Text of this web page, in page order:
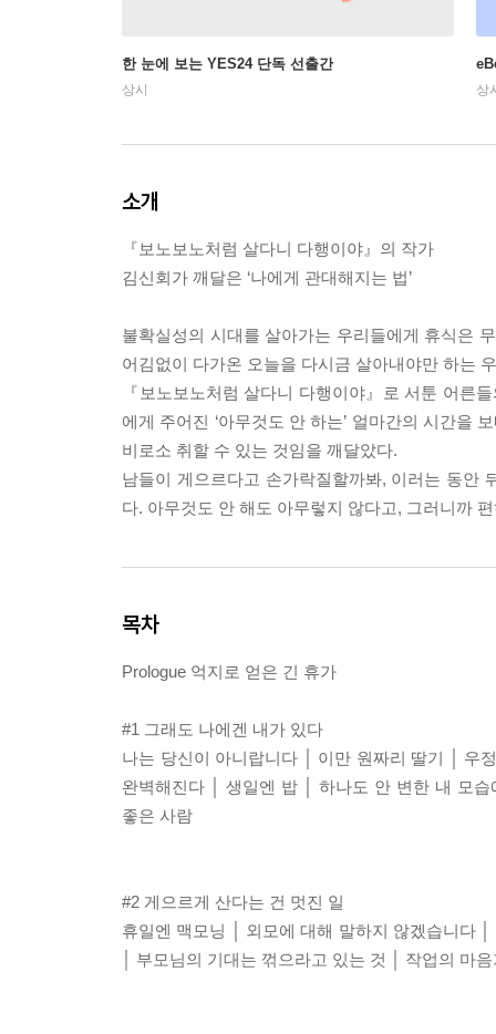
한 눈에 보는 YES24 단독 선출간
상시 상
소개
『보노보노처럼 살다니 다행이야』의 작가
김신회가 깨달은 ‘나에게 관대해지는 법’
불확실성의 시대를 살아가는 우리들에게 휴식은
어김없이 다가온 오늘을 다시금 살아내야만 하는
『보노보노처럼 살다니 다행이야』로 서툰 어른
에게 주어진 ‘아무것도 안 하는’ 얼마간의 시간을
비로소 취할 수 있는 것임을 깨달았다.
남들이 게으르다고 손가락질할까봐, 이러는 동안
다. 아무것도 안 해도 아무렇지 않다고, 그러니까
목차
Prologue 억지로 얻은 긴 휴가
#1 그래도 나에겐 내가 있다
나는 당신이 아니랍니다 │ 이만 원짜리 딸기 │ 우
완벽해진다 │ 생일엔 밥 │ 하나도 안 변한 내 모
좋은 사람
#2 게으르게 산다는 건 멋진 일
휴일엔 맥모닝 │ 외모에 대해 말하지 않겠습니다
│ 부모님의 기대는 꺾으라고 있는 것 │ 작업의 마